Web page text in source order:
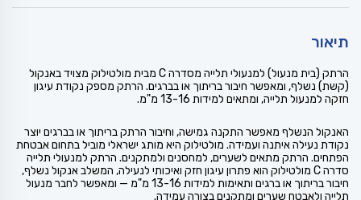
תיאור
הרתק (בית מנעול) למנעולי תלייה מסדרה C מבית מולטילוק מצויד באנקול
(קשת) נשלף, ומאפשר חיבור בריתוך או בברגים. הרתק מספק נקודת עיגון
חזקה למנעול תלייה, ומתאים למידות 13-16 מ"מ.
האנקול הנשלף מאפשר התקנה גמישה, וחיבור הרתק בריתוך או בברגים יוצר
נקודת נעילה איתנה ועמידה. מולטילוק היא מותג ישראלי מוביל בתחום אבטחת
הפתחים. הרתק מתאים לשערים, למחסנים ולמתקנים. הרתק למנעולי תלייה
סדרה C מולטילוק הוא פתרון עיגון חזק ואיכותי לנעילה, המשלב אנקול נשלף,
חיבור בריתוך או ברגים ותאימות למידות 13-16 מ"מ — ומאפשר לחבר מנעול
תלייה ולאבטח שערים ומתקנים בצורה עמידה.